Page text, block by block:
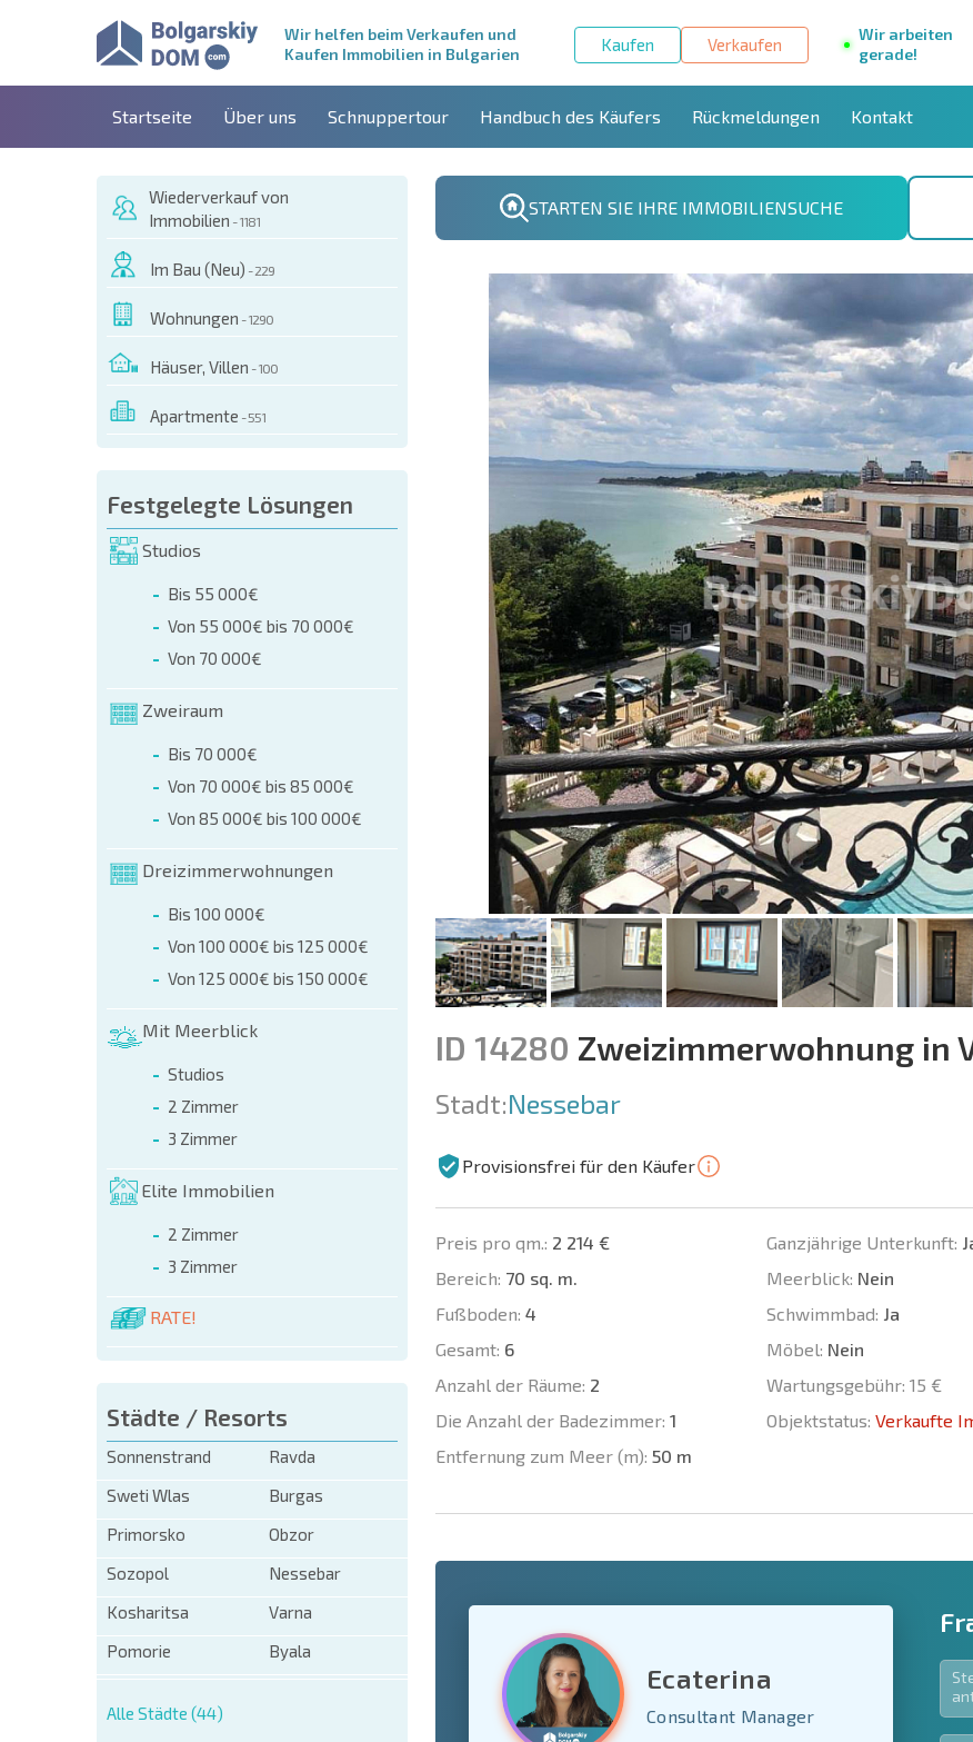
Wir helfen beim Verkaufen und
Kaufen Immobilien in Bulgarien
Kaufen Verkaufen
Wir arbeiten
gerade!
Startseite Über uns Schnuppertour Handbuch des Käufers Rückmeldungen Kontakt
Wiederverkauf von
Immobilien - 1181
Im Bau (Neu) - 229
Wohnungen - 1290
Häuser, Villen - 100
Apartmente - 551
Festgelegte Lösungen
Studios
Bis 55 000€
Von 55 000€ bis 70 000€
Von 70 000€
Zweiraum
Bis 70 000€
Von 70 000€ bis 85 000€
Von 85 000€ bis 100 000€
Dreizimmerwohnungen
Bis 100 000€
Von 100 000€ bis 125 000€
Von 125 000€ bis 150 000€
Mit Meerblick
Studios
2 Zimmer
3 Zimmer
Elite Immobilien
2 Zimmer
3 Zimmer
RATE!
Städte / Resorts
Sonnenstrand
Ravda
Sweti Wlas
Burgas
Primorsko
Obzor
Sozopol
Nessebar
Kosharitsa
Varna
Pomorie
Byala
Alle Städte (44)
STARTEN SIE IHRE IMMOBILIENSUCHE
OBJEKT BESTELLEN
(name, E-mail, phone)
+359 8 9797 99 03
ID 14280 Zweizimmerwohnung in
Stadt:Nessebar
Provisionsfrei für den Käufer
Preis pro qm.: 2 214 €
Bereich: 70 sq. m.
Fußboden: 4
Gesamt: 6
Anzahl der Räume: 2
Die Anzahl der Badezimmer: 1
Entfernung zum Meer (m): 50 m
Ganzjährige Unterkunft:
Meerblick: Nein
Schwimmbad: Ja
Möbel: Nein
Wartungsgebühr: 15 €
Objektstatus: Verkaufte
United
+1
* Benötigte Felder
Ecaterina
Consultant Manager